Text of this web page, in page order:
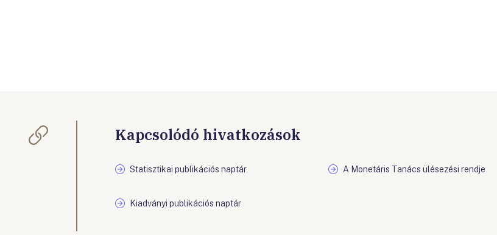
Kapcsolódó hivatkozások
Statisztikai publikációs naptár A Monetáris Tanács ülésezési rendje
Kiadványi publikációs naptár